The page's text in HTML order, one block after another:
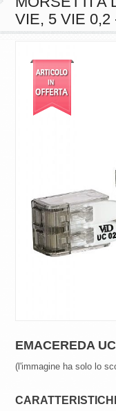
VIE, 5 VIE 0,2
EMACEREDA
(l'immagine ha solo lo